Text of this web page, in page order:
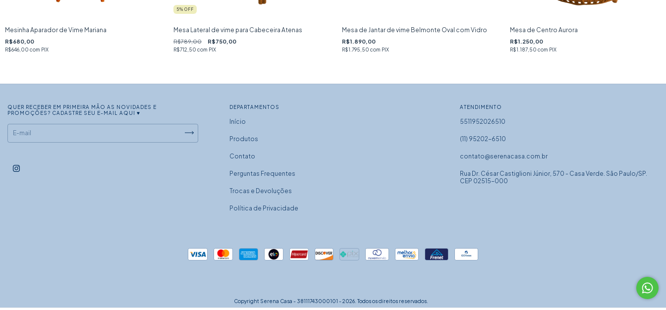
Mesinha Aparador de Vime Mariana
R$680,00
R$646,00 com PIX
5% OFF
Mesa Lateral de vime para Cabeceira Atenas
R$789,00 R$750,00
R$712,50 com PIX
Mesa de Jantar de vime Belmonte Oval com Vidro
R$1.890,00
R$1.795,50 com PIX
Mesa de Centro Aurora
R$1.250,00
R$1.187,50com PIX
QUER RECEBER EM PRIMEIRA MÃO AS NOVIDADES E
PROMOÇÕES? CADASTRE SEU E-MAIL AQUI ♥
DEPARTAMENTOS
Início
Produtos
Contato
Perguntas Frequentes
Trocas e Devoluções
Política de Privacidade
ATENDIMENTO
5511952026510
(11) 95202-6510
contato@serenacasa.com.br
Rua Dr. César Castiglioni Júnior, 570 - Casa Verde. São Paulo/SP.
CEP 02515-000
Copyright Serena Casa - 38111743000101 - 2026. Todos os direitos reservados.